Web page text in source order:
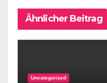
Ähnlicher Beitrag
Uncategorized